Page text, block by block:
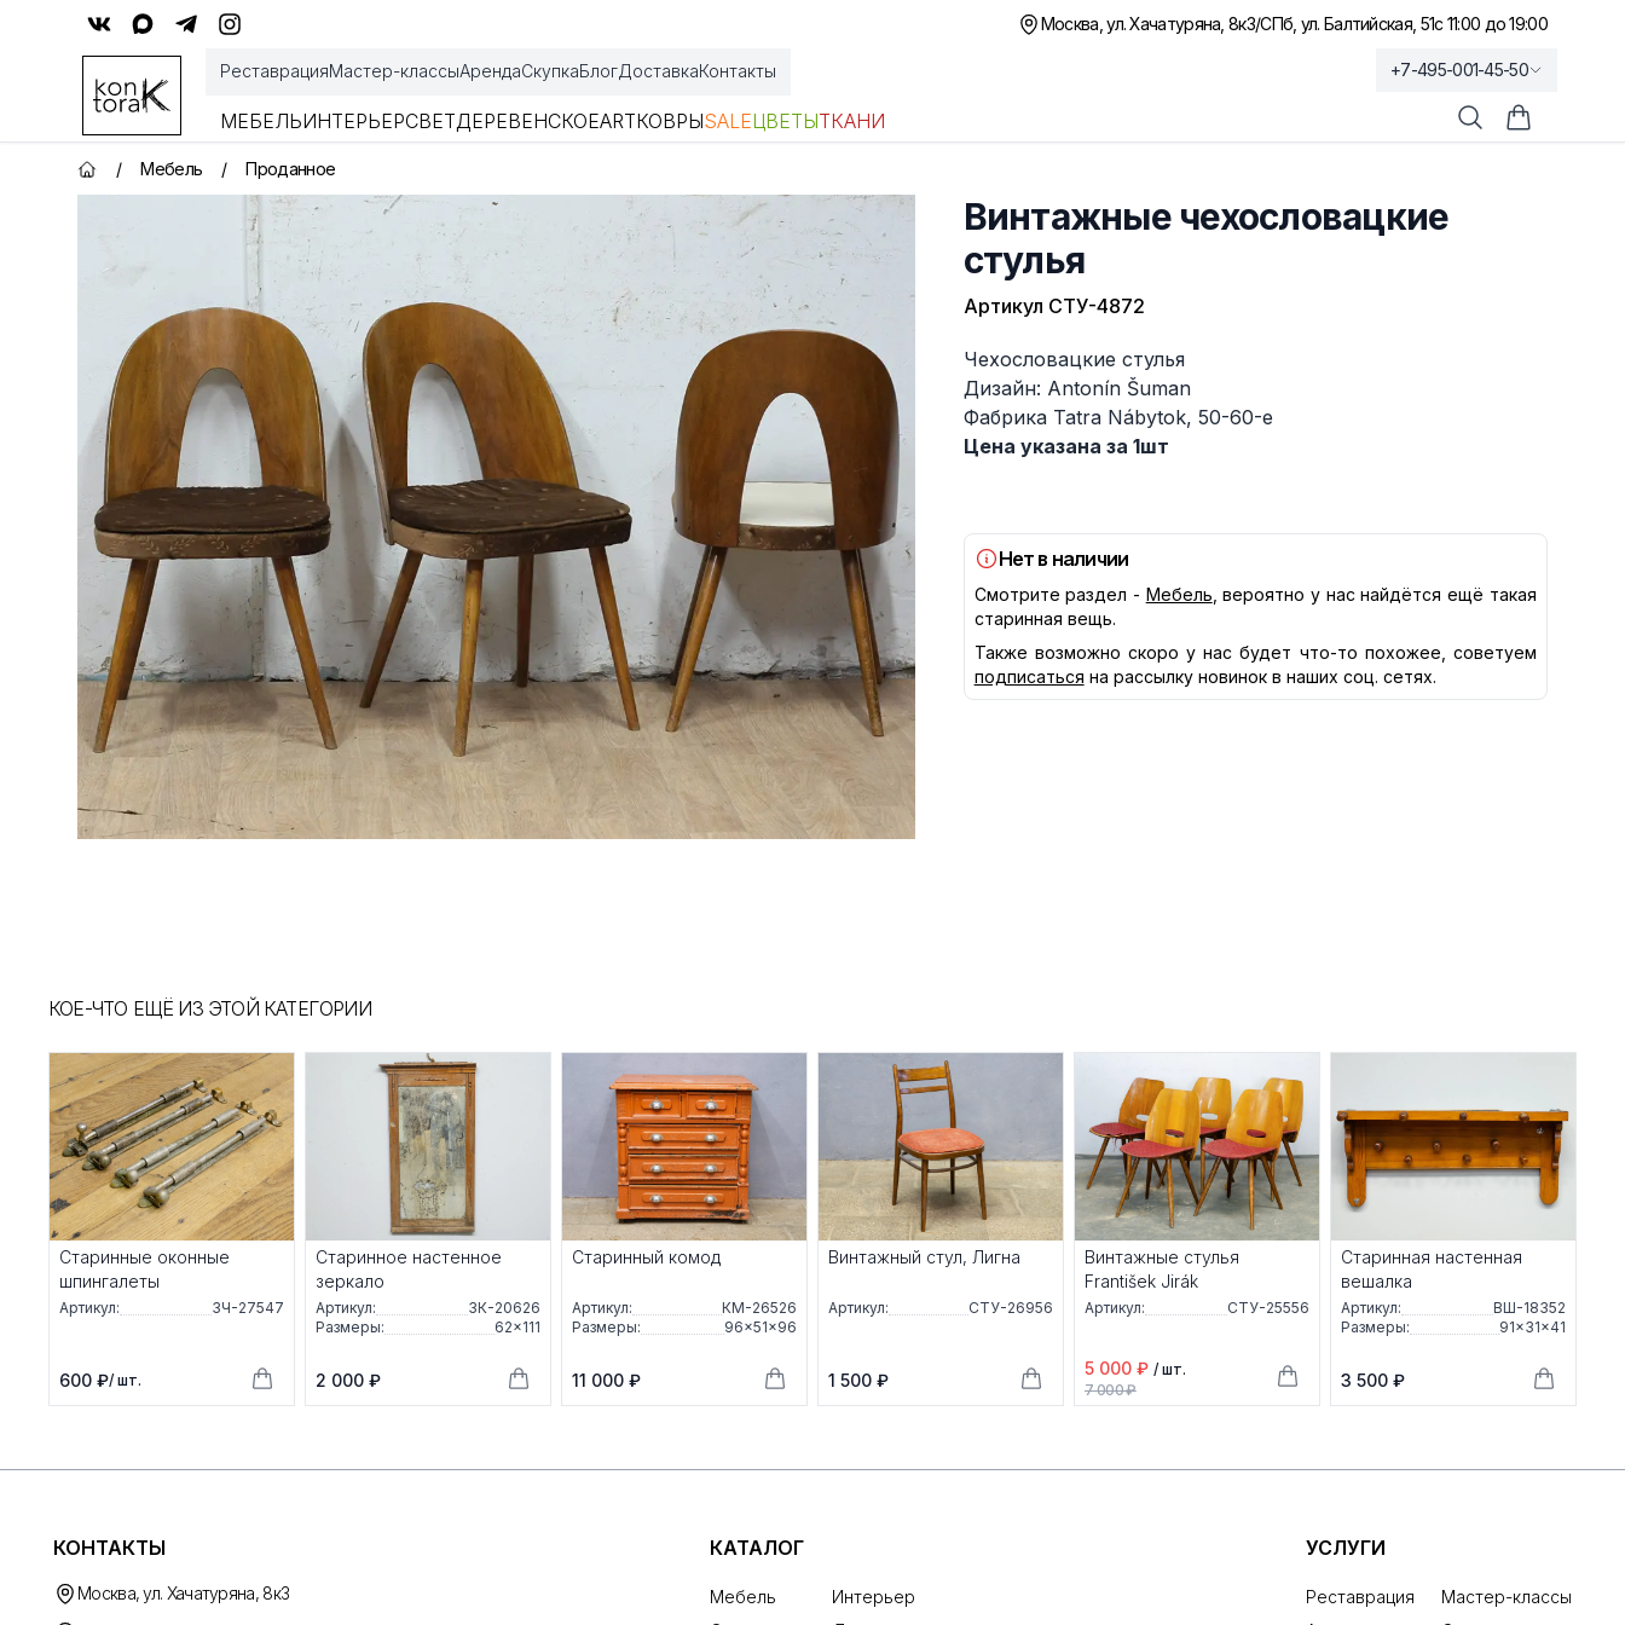
Москва, ул. Хачатуряна, 8к3/СПб, ул. Балтийская, 51с 11:00 до 19:00
РеставрацияМастер-классыАрендаСкупкаБлогДоставкаКонтакты
МЕБЕЛЬИНТЕРЬЕРСВЕТДЕРЕВЕНСКОЕARTКОВРЫSALEЦВЕТЫТКАНИ
+7-495-001-45-50
ПоискКорзина
Главная страница
/ Мебель / Проданное
Винтажные чехословацкие
стулья
Артикул СТУ-4872
Описание
Чехословацкие стулья
Дизайн: Antonín Šuman
Фабрика Tatra Nábytok, 50-60-е
Цена указана за 1шт
Нет в наличии
Смотрите раздел - Мебель , вероятно у нас найдётся ещё такая
старинная вещь.
Также возможно скоро у нас будет что-то похожее, советуем
подписаться на рассылку новинок в наших соц. сетях.
КОЕ-ЧТО ЕЩЁ ИЗ ЭТОЙ КАТЕГОРИИ
Старинные оконные
шпингалеты
Артикул: ЗЧ-27547
600 ₽/ шт.
Старинное настенное
зеркало
Артикул:
ЗК-20626
Размеры:
62×111
2 000 ₽
Старинный комод
Артикул:
КМ-26526
Размеры:
96×51×96
11 000 ₽
Винтажный стул, Лигна
Артикул: СТУ-26956
1 500 ₽
Винтажные стулья
František Jirák
Артикул: СТУ-25556
5 000 ₽ / шт.
7 000 ₽
Старинная настенная
вешалка
Артикул:
ВШ-18352
Размеры:
91×31×41
3 500 ₽
КОНТАКТЫ
Москва, ул. Хачатуряна, 8к3
КАТАЛОГ
Мебель
Интерьер
УСЛУГИ
Реставрация
Мастер-классы